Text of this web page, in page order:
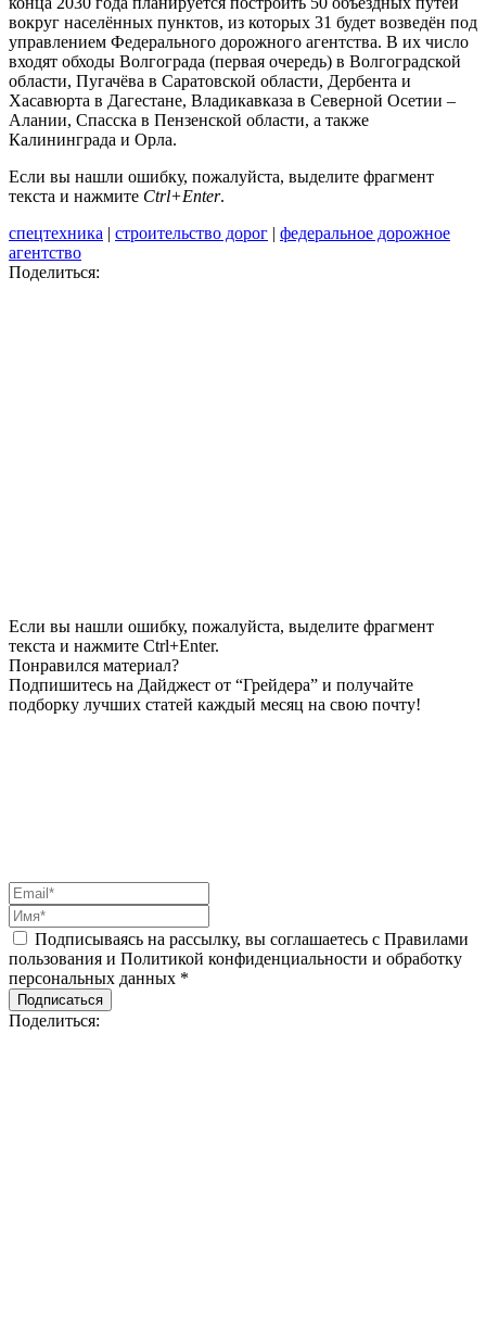
вокруг населённых пунктов, из которых 31 будет возведён под
управлением Федерального дорожного агентства. В их число
входят обходы Волгограда (первая очередь) в Волгоградской
области, Пугачёва в Саратовской области, Дербента и
Хасавюрта в Дагестане, Владикавказа в Северной Осетии –
Алании, Спасска в Пензенской области, а также
Калининграда и Орла.
Если вы нашли ошибку, пожалуйста, выделите фрагмент
текста и нажмите Ctrl+Enter.
спецтехника | строительство дорог | федеральное дорожное
агентство
Поделиться:
Если вы нашли ошибку, пожалуйста, выделите фрагмент
текста и нажмите Ctrl+Enter.
Понравился материал?
Подпишитесь на Дайджест от “Грейдера” и получайте
подборку лучших статей каждый месяц на свою почту!
Подписываясь на рассылку, вы соглашаетесь с Правилами
пользования и Политикой конфиденциальности и обработку
персональных данных *
Подписаться
Поделиться: